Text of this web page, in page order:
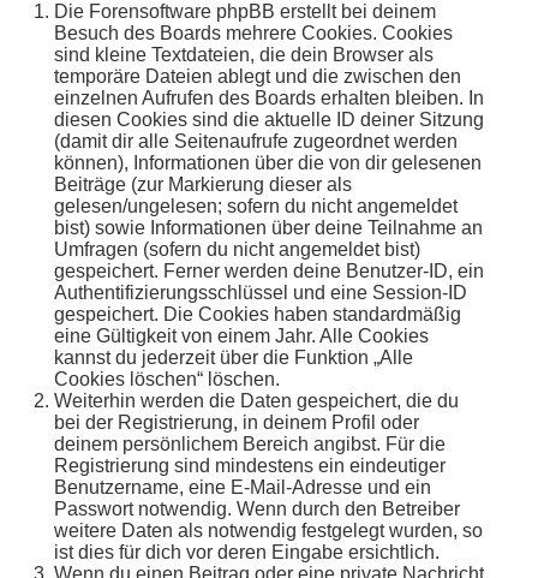
Die Forensoftware phpBB erstellt bei deinem
Besuch des Boards mehrere Cookies. Cookies
sind kleine Textdateien, die dein Browser als
temporäre Dateien ablegt und die zwischen den
einzelnen Aufrufen des Boards erhalten bleiben. In
diesen Cookies sind die aktuelle ID deiner Sitzung
(damit dir alle Seitenaufrufe zugeordnet werden
können), Informationen über die von dir gelesenen
Beiträge (zur Markierung dieser als
gelesen/ungelesen; sofern du nicht angemeldet
bist) sowie Informationen über deine Teilnahme an
Umfragen (sofern du nicht angemeldet bist)
gespeichert. Ferner werden deine Benutzer-ID, ein
Authentifizierungsschlüssel und eine Session-ID
gespeichert. Die Cookies haben standardmäßig
eine Gültigkeit von einem Jahr. Alle Cookies
kannst du jederzeit über die Funktion „Alle
Cookies löschen“ löschen.
Weiterhin werden die Daten gespeichert, die du
bei der Registrierung, in deinem Profil oder
deinem persönlichem Bereich angibst. Für die
Registrierung sind mindestens ein eindeutiger
Benutzername, eine E-Mail-Adresse und ein
Passwort notwendig. Wenn durch den Betreiber
weitere Daten als notwendig festgelegt wurden, so
ist dies für dich vor deren Eingabe ersichtlich.
Wenn du einen Beitrag oder eine private Nachricht